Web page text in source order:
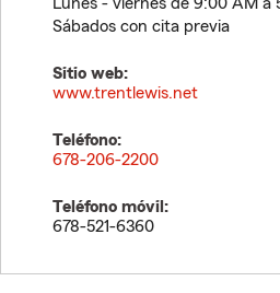
Sábados con cita previa
Sitio web:
www.trentlewis.net
Teléfono:
678-206-2200
Teléfono móvil:
678-521-6360